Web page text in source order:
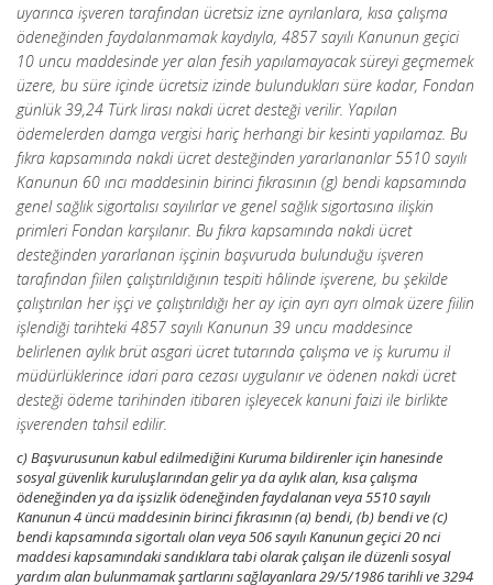
uyarınca işveren tarafından ücretsiz izne ayrılanlara, kısa çalışma
ödeneğinden faydalanmamak kaydıyla, 4857 sayılı Kanunun geçici
10 uncu maddesinde yer alan fesih yapılamayacak süreyi geçmemek
üzere, bu süre içinde ücretsiz izinde bulundukları süre kadar, Fondan
günlük 39,24 Türk lirası nakdi ücret desteği verilir. Yapılan
ödemelerden damga vergisi hariç herhangi bir kesinti yapılamaz. Bu
fıkra kapsamında nakdi ücret desteğinden yararlananlar 5510 sayılı
Kanunun 60 ıncı maddesinin birinci fıkrasının (g) bendi kapsamında
genel sağlık sigortalısı sayılırlar ve genel sağlık sigortasına ilişkin
primleri Fondan karşılanır. Bu fıkra kapsamında nakdi ücret
desteğinden yararlanan işçinin başvuruda bulunduğu işveren
tarafından fiilen çalıştırıldığının tespiti hâlinde işverene, bu şekilde
çalıştırılan her işçi ve çalıştırıldığı her ay için ayrı ayrı olmak üzere fiilin
işlendiği tarihteki 4857 sayılı Kanunun 39 uncu maddesince
belirlenen aylık brüt asgari ücret tutarında çalışma ve iş kurumu il
müdürlüklerince idari para cezası uygulanır ve ödenen nakdi ücret
desteği ödeme tarihinden itibaren işleyecek kanuni faizi ile birlikte
işverenden tahsil edilir.
c) Başvurusunun kabul edilmediğini Kuruma bildirenler için hanesinde
sosyal güvenlik kuruluşlarından gelir ya da aylık alan, kısa çalışma
ödeneğinden ya da işsizlik ödeneğinden faydalanan veya 5510 sayılı
Kanunun 4 üncü maddesinin birinci fıkrasının (a) bendi, (b) bendi ve (c)
bendi kapsamında sigortalı olan veya 506 sayılı Kanunun geçici 20 nci
maddesi kapsamındaki sandıklara tabi olarak çalışan ile düzenli sosyal
yardım alan bulunmamak şartlarını sağlayanlara 29/5/1986 tarihli ve 3294